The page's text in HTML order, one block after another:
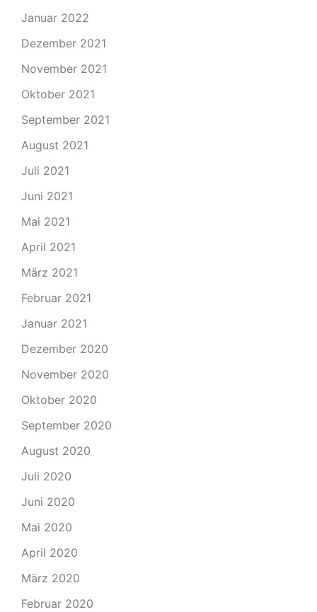
Januar 2022
Dezember 2021
November 2021
Oktober 2021
September 2021
August 2021
Juli 2021
Juni 2021
Mai 2021
April 2021
März 2021
Februar 2021
Januar 2021
Dezember 2020
November 2020
Oktober 2020
September 2020
August 2020
Juli 2020
Juni 2020
Mai 2020
April 2020
März 2020
Februar 2020